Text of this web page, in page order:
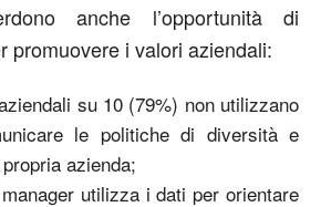
anche l’opportunità di
promuovere i valori aziendali:
su 10 (79%) non utilizzano
le politiche di diversità e
azienda;
utilizza i dati per orientare